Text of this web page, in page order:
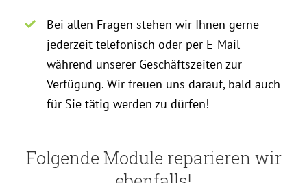
Bei allen Fragen stehen wir Ihnen gerne
jederzeit telefonisch oder per E-Mail
während unserer Geschäftszeiten zur
Verfügung. Wir freuen uns darauf, bald auch
für Sie tätig werden zu dürfen!
Folgende Module reparieren wir